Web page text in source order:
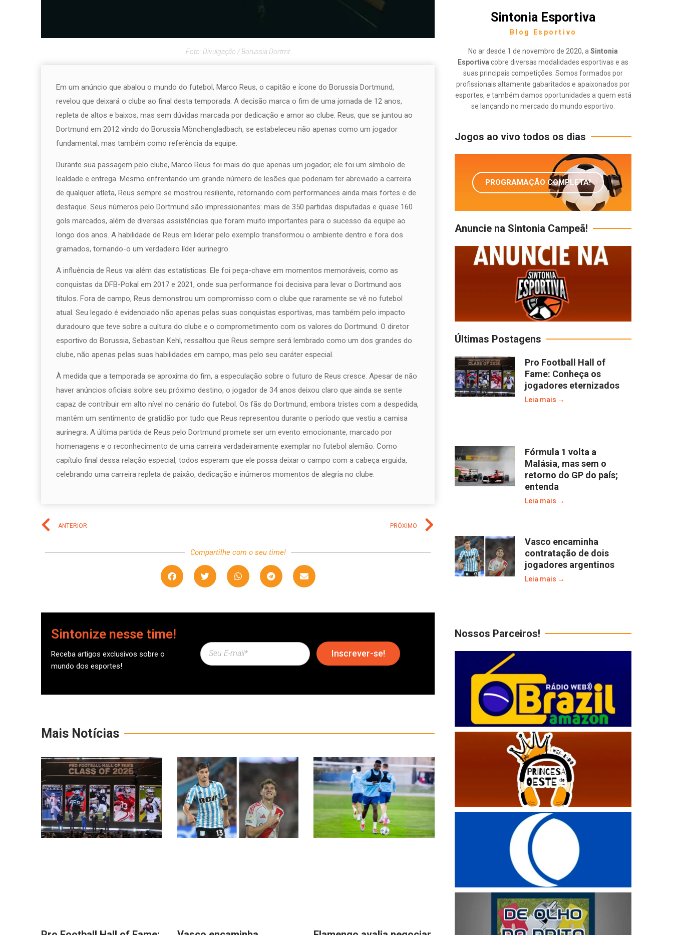
Foto: Divulgação / Borussia Dortmt
Em um anúncio que abalou o mundo do futebol, Marco Reus, o capitão e ícone do Borussia Dortmund,
revelou que deixará o clube ao final desta temporada. A decisão marca o fim de uma jornada de 12 anos,
repleta de altos e baixos, mas sem dúvidas marcada por dedicação e amor ao clube. Reus, que se juntou ao
Dortmund em 2012 vindo do Borussia Mönchengladbach, se estabeleceu não apenas como um jogador
fundamental, mas também como referência da equipe.
Durante sua passagem pelo clube, Marco Reus foi mais do que apenas um jogador; ele foi um símbolo de
lealdade e entrega. Mesmo enfrentando um grande número de lesões que poderiam ter abreviado a carreira
de qualquer atleta, Reus sempre se mostrou resiliente, retornando com performances ainda mais fortes e de
destaque. Seus números pelo Dortmund são impressionantes: mais de 350 partidas disputadas e quase 160
gols marcados, além de diversas assistências que foram muito importantes para o sucesso da equipe ao
longo dos anos. A habilidade de Reus em liderar pelo exemplo transformou o ambiente dentro e fora dos
gramados, tornando-o um verdadeiro líder aurinegro.
A influência de Reus vai além das estatísticas. Ele foi peça-chave em momentos memoráveis, como as
conquistas da DFB-Pokal em 2017 e 2021, onde sua performance foi decisiva para levar o Dortmund aos
títulos. Fora de campo, Reus demonstrou um compromisso com o clube que raramente se vê no futebol
atual. Seu legado é evidenciado não apenas pelas suas conquistas esportivas, mas também pelo impacto
duradouro que teve sobre a cultura do clube e o comprometimento com os valores do Dortmund. O diretor
esportivo do Borussia, Sebastian Kehl, ressaltou que Reus sempre será lembrado como um dos grandes do
clube, não apenas pelas suas habilidades em campo, mas pelo seu caráter especial.
À medida que a temporada se aproxima do fim, a especulação sobre o futuro de Reus cresce. Apesar de não
haver anúncios oficiais sobre seu próximo destino, o jogador de 34 anos deixou claro que ainda se sente
capaz de contribuir em alto nível no cenário do futebol. Os fãs do Dortmund, embora tristes com a despedida,
mantêm um sentimento de gratidão por tudo que Reus representou durante o período que vestiu a camisa
aurinegra. A última partida de Reus pelo Dortmund promete ser um evento emocionante, marcado por
homenagens e o reconhecimento de uma carreira verdadeiramente exemplar no futebol alemão. Como
capítulo final dessa relação especial, todos esperam que ele possa deixar o campo com a cabeça erguida,
celebrando uma carreira repleta de paixão, dedicação e inúmeros momentos de alegria no clube.
ANTERIOR PRÓXIMO
Compartilhe com o seu time!
Sintonize nesse time!
Receba artigos exclusivos sobre o
mundo dos esportes!
Inscrever-se!
Mais Notícias
Sintonia Esportiva
Blog Esportivo
No ar desde 1 de novembro de 2020, aSintonia
Esportiva cobre diversas modalidades esportivas e as
suas principais competições. Somos formados por
profissionais altamente gabaritados e apaixonados por
esportes, e também damos oportunidades a quem está
se lançando no mercado do mundo esportivo.
Jogos ao vivo todos os dias
PROGRAMAÇÃO COMPLETA!
Anuncie na Sintonia Campeã!
Últimas Postagens
Pro Football Hall of
Fame: Conheça os
jogadores eternizados
Leia mais →
Fórmula 1 volta a
Malásia, mas sem o
retorno do GP do país;
entenda
Leia mais →
Vasco encaminha
contratação de dois
jogadores argentinos
Leia mais →
Nossos Parceiros!